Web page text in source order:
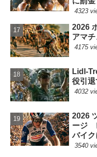
4323
2026
アマ
4175
Lidl-
役引
4032
2026
ージ
バイ
3540